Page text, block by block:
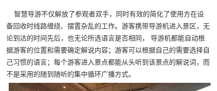
智慧导游不仅解放了参观者双手，同时有效的简化了使用方在设
备回收时线路缠绕、摆置杂乱的工作。游客携带导游机进入景区，无
论到达的时间先后，也无论所选语言是否相同， 导游机都能自动根
据游客的位置和需要确定解说内容；游客可以根据自己的需要选择自
己习惯的语言；每个游客进入景点都能从头听到该景点的解说词，而
不是采用的随到随听的集中循环广播方式。